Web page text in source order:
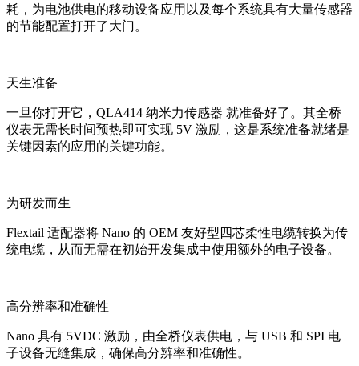
耗，为电池供电的移动设备应用以及每个系统具有大量传感器
的节能配置打开了大门。
天生准备
一旦你打开它，QLA414 纳米力传感器 就准备好了。其全桥
仪表无需长时间预热即可实现 5V 激励，这是系统准备就绪是
关键因素的应用的关键功能。
为研发而生
Flextail 适配器将 Nano 的 OEM 友好型四芯柔性电缆转换为传
统电缆，从而无需在初始开发集成中使用额外的电子设备。
高分辨率和准确性
Nano 具有 5VDC 激励，由全桥仪表供电，与 USB 和 SPI 电
子设备无缝集成，确保高分辨率和准确性。